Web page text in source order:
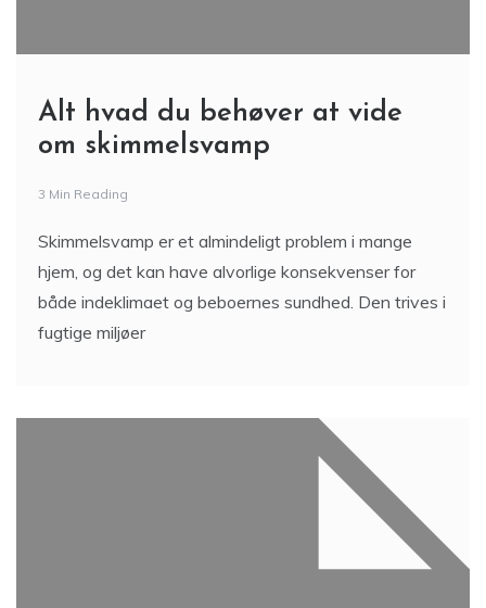
Alt hvad du behøver at vide
om skimmelsvamp
3 Min Reading
Skimmelsvamp er et almindeligt problem i mange
hjem, og det kan have alvorlige konsekvenser for
både indeklimaet og beboernes sundhed. Den trives i
fugtige miljøer